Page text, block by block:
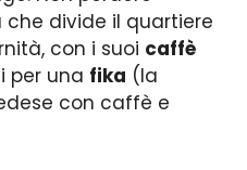
che divide il quartiere
con i suoi caffè
per una fika (la
con caffè e